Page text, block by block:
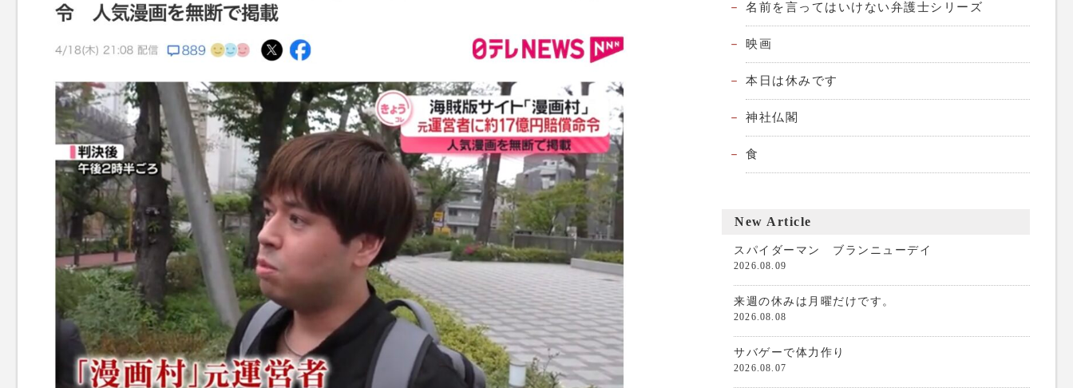
名前を言ってはいけない弁護士シリーズ
映画
本日は休みです
神社仏閣
食
New Article
スパイダーマン ブランニューデイ
2026.08.09
来週の休みは月曜だけです。
2026.08.08
サバゲーで体力作り
2026.08.07